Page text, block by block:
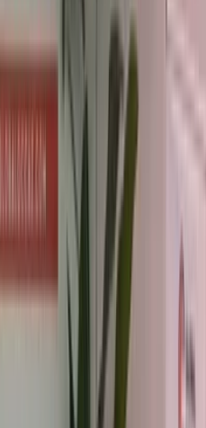
حدد خياراتك بدقة حسب
ضع قائمة بأفضل العروض من
احرص على طلب صور السيارة